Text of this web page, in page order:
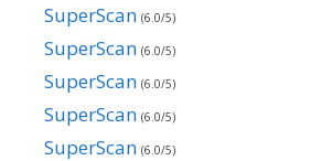
SuperScan (6.0/5)
SuperScan (6.0/5)
SuperScan (6.0/5)
SuperScan (6.0/5)
SuperScan (6.0/5)